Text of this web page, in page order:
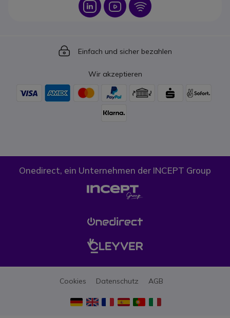
Icon Icon Icon
Icon
Einfach und sicher bezahlen
Wir akzeptieren
Onedirect, ein Unternehmen der INCEPT Group
Cookies Datenschutz AGB